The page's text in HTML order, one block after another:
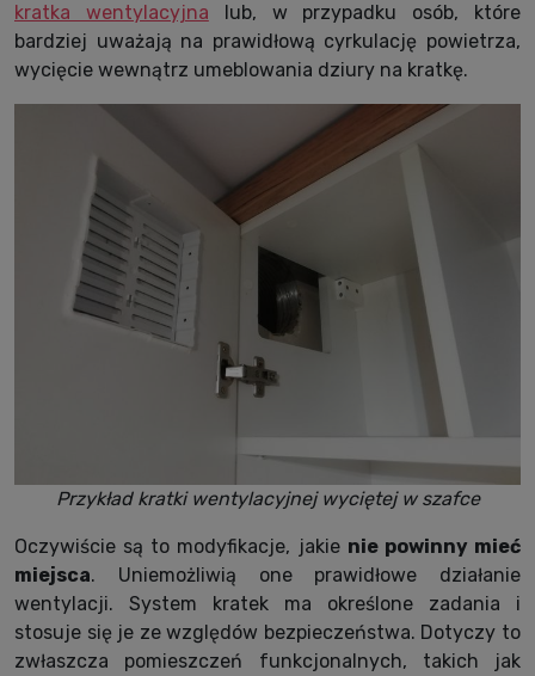
kratka wentylacyjna lub, w przypadku osób, które
bardziej uważają na prawidłową cyrkulację powietrza,
wycięcie wewnątrz umeblowania dziury na kratkę.
Przykład kratki wentylacyjnej wyciętej w szafce
Oczywiście są to modyfikacje, jakie nie powinny mieć
miejsca. Uniemożliwią one prawidłowe działanie
wentylacji. System kratek ma określone zadania i
stosuje się je ze względów bezpieczeństwa. Dotyczy to
zwłaszcza pomieszczeń funkcjonalnych, takich jak